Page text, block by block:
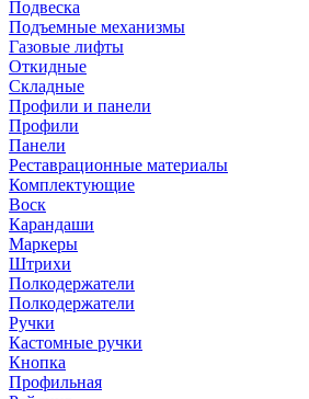
Подвеска
Подъемные механизмы
Газовые лифты
Откидные
Складные
Профили и панели
Профили
Панели
Реставрационные материалы
Комплектующие
Воск
Карандаши
Маркеры
Штрихи
Полкодержатели
Полкодержатели
Ручки
Кастомные ручки
Кнопка
Профильная